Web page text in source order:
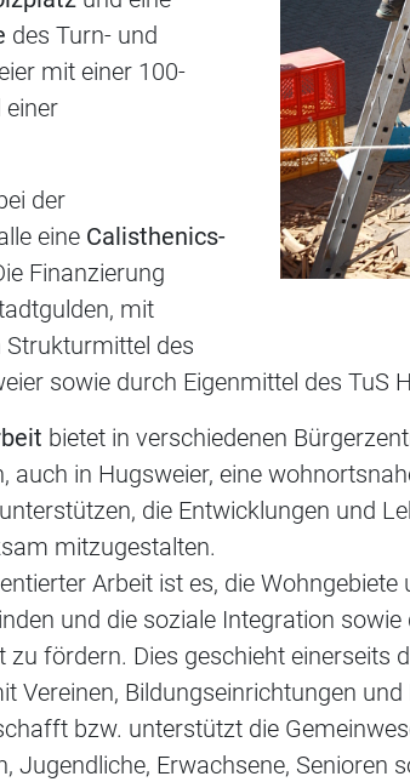
des Turn- und
mit einer 100-
der
eine Calisthenics-
Finanzierung
mit
des
sowie durch Eigenmittel des TuS
bietet in verschiedenen
auch in Hugsweier, eine
die Entwicklungen und
mitzugestalten.
Arbeit ist es, die
und die soziale Integration
zu fördern. Dies geschieht einerseits
Vereinen, Bildungseinrichtungen
bzw. unterstützt die
Jugendliche, Erwachsene, Senioren